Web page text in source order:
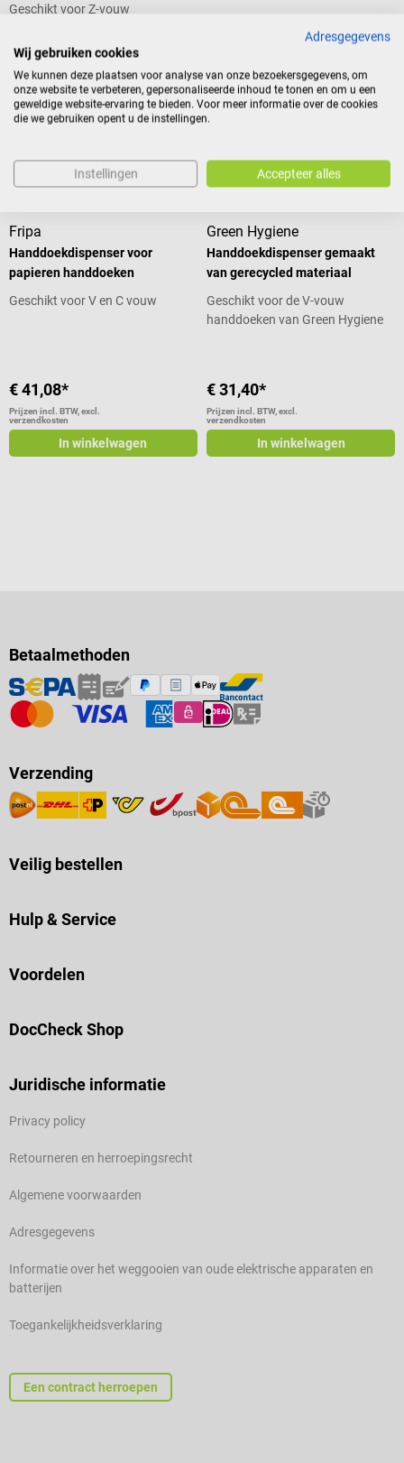
Geschikt voor Z-vouw
€ 37,45*
Prijzen incl. BTW, excl.
€ 84,58*
Prijzen incl. BTW, excl.
Fripa
Handdoekdispenser voor
papieren handdoeken
Geschikt voor V en C vouw
€ 41,08*
Prijzen incl. BTW, excl.
verzendkosten
In winkelwagen
Green Hygiene
Handdoekdispenser gemaakt
van gerecycled materiaal
Geschikt voor de V-vouw
handdoeken van Green Hygiene
€ 31,40*
Prijzen incl. BTW, excl.
verzendkosten
In winkelwagen
Betaalmethoden
Verzending
Veilig bestellen
Hulp & Service
Voordelen
DocCheck Shop
Juridische informatie
Privacy policy
Retourneren en herroepingsrecht
Algemene voorwaarden
Adresgegevens
Informatie over het weggooien van oude elektrische apparaten en
batterijen
Toegankelijkheidsverklaring
Een contract herroepen
Adresgegevens
Wij gebruiken cookies
We kunnen deze plaatsen voor analyse van onze bezoekersgegevens, om
onze website te verbeteren, gepersonaliseerde inhoud te tonen en om u een
geweldige website-ervaring te bieden. Voor meer informatie over de cookies
die we gebruiken opent u de instellingen.
Instellingen Accepteer alles